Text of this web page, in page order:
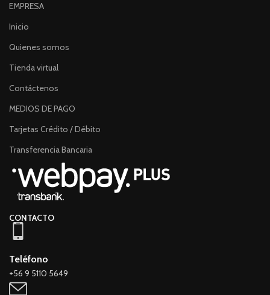
EMPRESA
Inicio
Quienes somos
Tienda virtual
Contáctenos
MEDIOS DE PAGO
Tarjetas Crédito / Débito
Transferencia Bancaria
CONTACTO
Teléfono
+56 9 5110 5649